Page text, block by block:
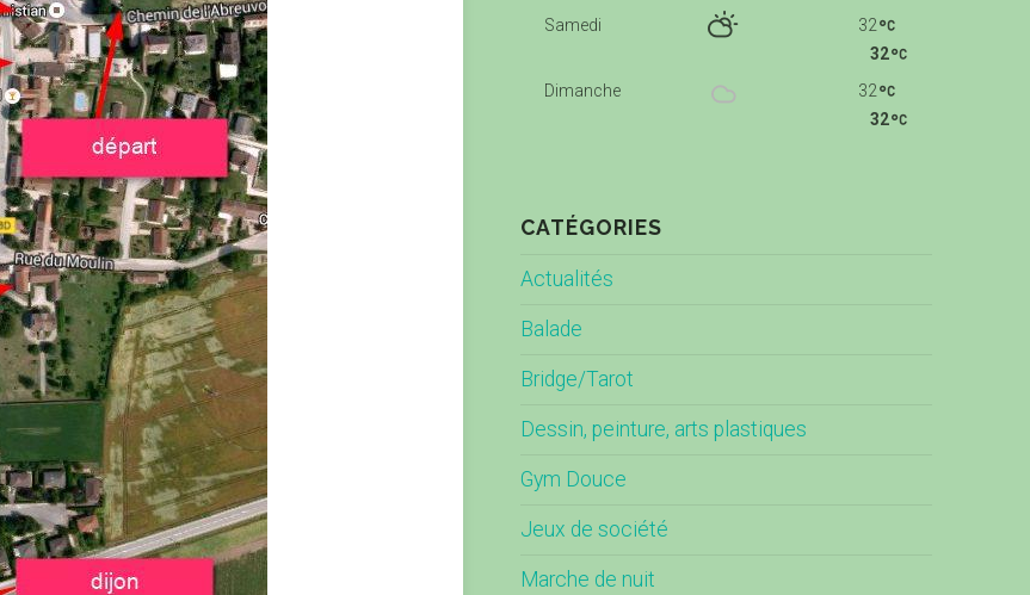
Samedi
32
32
Dimanche
32
32
CATÉGORIES
Actualités
Balade
Bridge/Tarot
Dessin, peinture, arts plastiques
Gym Douce
Jeux de société
Marche de nuit